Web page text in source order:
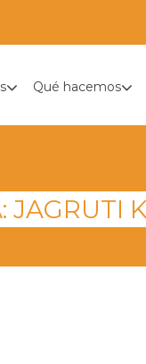
Qué hacemos
JAGRUTI